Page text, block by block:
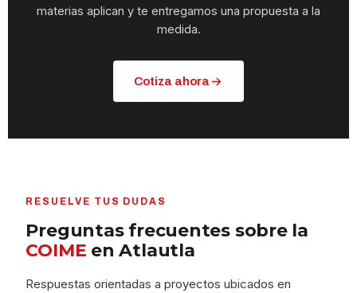
materias aplican y te entregamos una propuesta a la
medida.
Cotiza ahora
RESUELVE TUS DUDAS
Preguntas frecuentes sobre la
COIME en Atlautla
Respuestas orientadas a proyectos ubicados en